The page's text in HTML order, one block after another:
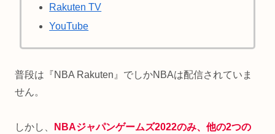
Rakuten TV
YouTube
普段は『NBA Rakuten』でしかNBAは配信されていま
せん。
しかし、
NBAジャパンゲームズ2022のみ、他の2つの